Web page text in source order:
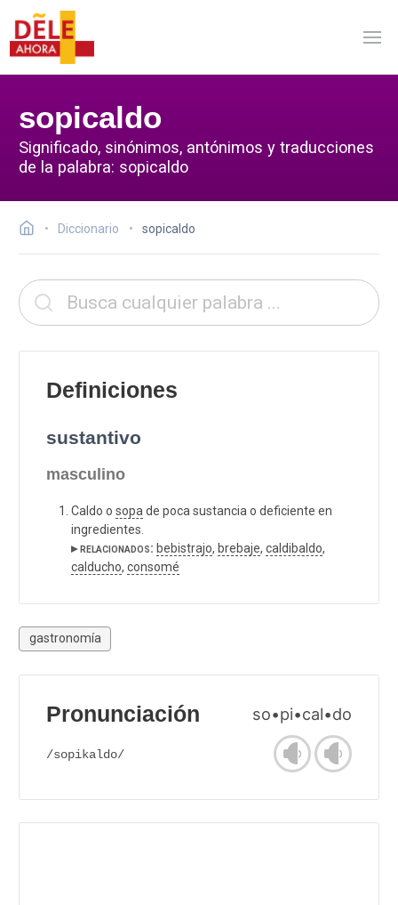
sopicaldo
Significado, sinónimos, antónimos y traducciones
de la palabra: sopicaldo
Diccionario sopicaldo
Definiciones
sustantivo
masculino
Caldo o sopa de poca sustancia o deficiente en
ingredientes.
▸ relacionados: bebistrajo, brebaje, caldibaldo,
calducho, consomé
gastronomía
Pronunciación so•pi•cal•do
/sopikaldo/